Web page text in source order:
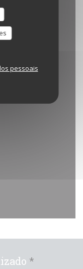
pessoais
*